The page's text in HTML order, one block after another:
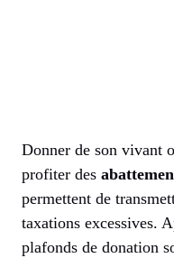
Donner de son vivant
profiter des
permettent de
taxations excessives.
plafonds de donation